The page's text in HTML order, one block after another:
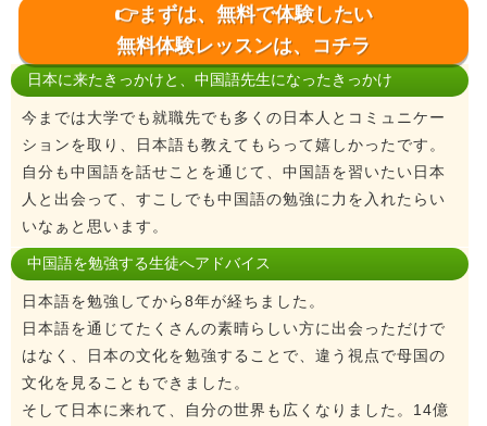
👉まずは、無料で体験したい
無料体験レッスンは、コチラ
日本に来たきっかけと、中国語先生になったきっかけ
今までは大学でも就職先でも多くの日本人とコミュニケー
ションを取り、日本語も教えてもらって嬉しかったです。
自分も中国語を話せことを通じて、中国語を習いたい日本
人と出会って、すこしでも中国語の勉強に力を入れたらい
いなぁと思います。
中国語を勉強する生徒へアドバイス
日本語を勉強してから8年が経ちました。
日本語を通じてたくさんの素晴らしい方に出会っただけで
はなく、日本の文化を勉強することで、違う視点で母国の
文化を見ることもできました。
そして日本に来れて、自分の世界も広くなりました。14億